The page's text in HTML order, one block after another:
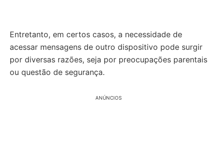
Entretanto, em certos casos, a necessidade de
acessar mensagens de outro dispositivo pode surgir
por diversas razões, seja por preocupações parentais
ou questão de segurança.
ANÚNCIOS